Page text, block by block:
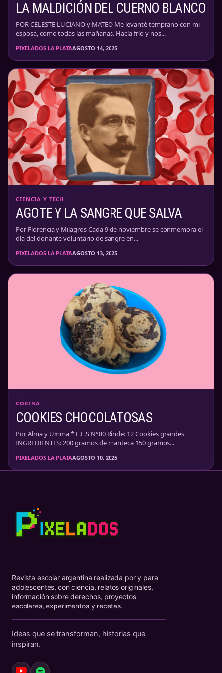
LA MALDICIÓN DEL CUERNO BLANCO
POR CELESTE-LUCIANO y MATEO Me levanté temprano con mi
esposa, como todas las mañanas. Hacía frío y nos...
PIXELADOS LA PLATAAGOSTO 14, 2025
CIENCIA Y TECH
AGOTE Y LA SANGRE QUE SALVA
Por Florencia y Milagros Cada 9 de noviembre se conmemora el
día del donante voluntario de sangre en...
PIXELADOS LA PLATAAGOSTO 13, 2025
COCINA
COOKIES CHOCOLATOSAS
Por Alma y Umma * E.E.S N°80 Rinde: 12 Cookies grandes
INGREDIENTES: 200 gramos de manteca 150 gramos...
PIXELADOS LA PLATAAGOSTO 10, 2025
Revista escolar argentina realizada por y para
adolescentes, con ciencia, relatos originales,
información sobre derechos, proyectos
escolares, experimentos y recetas.
Ideas que se transforman, historias que
inspiran.